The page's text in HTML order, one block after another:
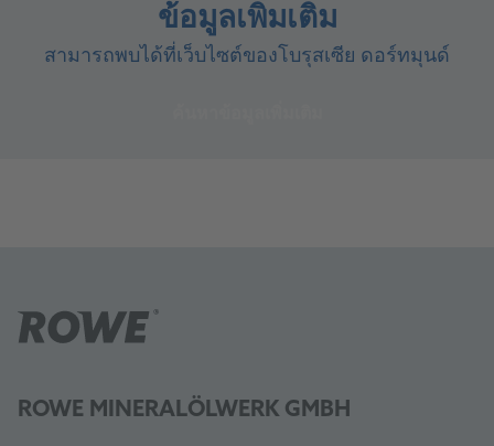
ข้อมูลเพิ่มเติม
สามารถพบได้ที่เว็บไซต์ของโบรุสเซีย ดอร์ทมุนด์
ROWE MINERALÖLWERK GMBH